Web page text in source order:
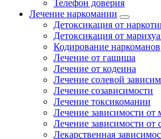
Телефон доверия
Лечение наркомании
Детоксикация от
Детоксикация от
Кодирование наркоманов
Лечение от гашиша
Лечение от кодеина
Лечение солевой
Лечение созависимости
Лечение токсикомании
Лечение зависимости от
Лечение зависимости от
Лекарственная